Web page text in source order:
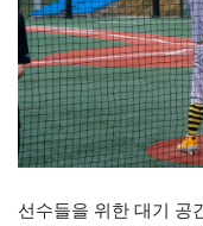
선수들을 위한 대기 공